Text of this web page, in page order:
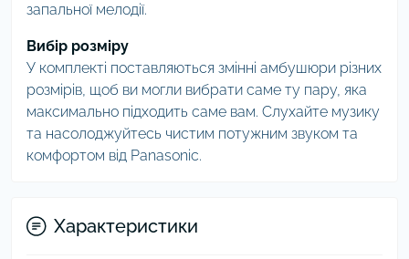
запальної мелодії.
Вибір розміру
У комплекті поставляються змінні амбушюри різних
розмірів, щоб ви могли вибрати саме ту пару, яка
максимально підходить саме вам. Слухайте музику
та насолоджуйтесь чистим потужним звуком та
комфортом від Panasonic.
Характеристики